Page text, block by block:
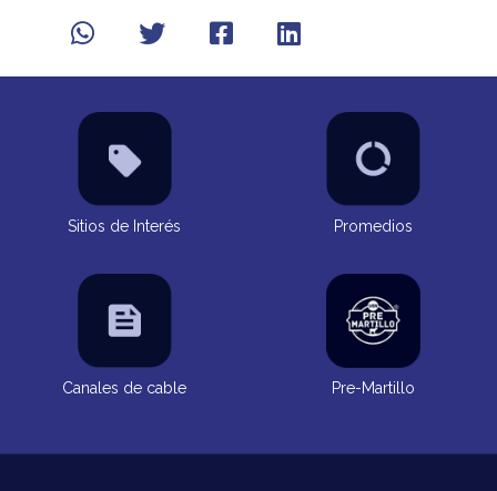
Sitios de Interés Promedios
Canales de cable Pre-Martillo